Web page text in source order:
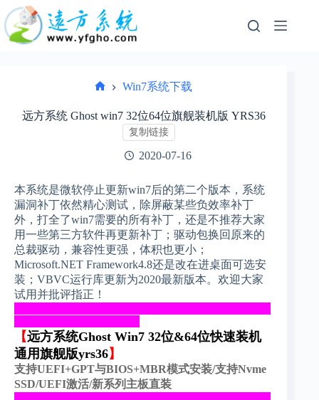
过
内
页
Win7系统下载
远方系统 Ghost win7 32位64位旗舰装机版 YRS36
复制链接
2020-07-16
本系统是微软停止更新win7后的第二个版本，系统
漏洞补丁依然精心测试，除屏蔽某些负效率补丁
外，打全了win7需要的所有补丁，还是不推荐大家
用一些第三方软件再更新补丁；驱动包换回原来的
总裁驱动，兼容性更强，体积也更小 ；
Microsoft.NET Framework4.8还是改在进桌面可选安
装；VBVC运行库更新为2020最新版本。欢迎大家
试用并批评指正！
【远方系统Ghost Win7 32位&64位快速装机
通用旗舰版yrs36】
支持UEFI+GPT与BIOS+MBR模式安装/支持Nvme
SSD/UEFI激活/新系列主板直装